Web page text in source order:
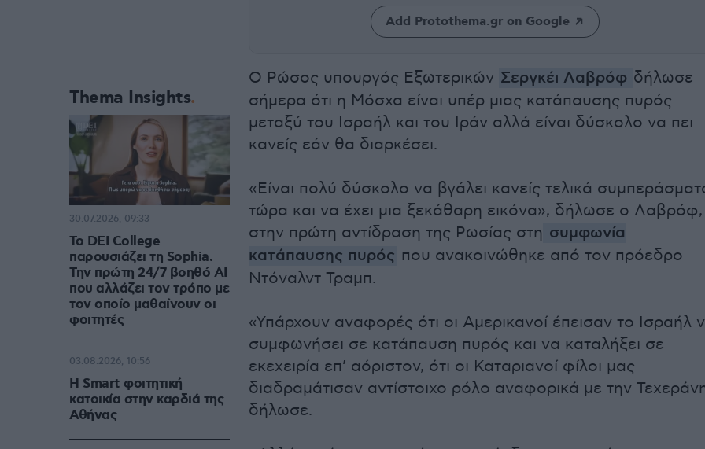
Add Protothema.gr on Google
Ο Ρώσος υπουργός Εξωτερικών Σεργκέι Λαβρόφ δήλωσε
σήμερα ότι η Μόσχα είναι υπέρ μιας κατάπαυσης πυρός
μεταξύ του Ισραήλ και του Ιράν αλλά είναι δύσκολο να πει
κανείς εάν θα διαρκέσει.
«Είναι πολύ δύσκολο να βγάλει κανείς τελικά
τώρα και να έχει μια ξεκάθαρη εικόνα», δήλωσε ο Λαβρόφ,
στην πρώτη αντίδραση της Ρωσίας στη συμφωνία
κατάπαυσης πυρός που ανακοινώθηκε από τον πρόεδρο
Ντόναλντ Τραμπ.
«Υπάρχουν αναφορές ότι οι Αμερικανοί έπεισαν το Ισραήλ
συμφωνήσει σε κατάπαυση πυρός και να καταλήξει σε
εκεχειρία επ’ αόριστον, ότι οι Καταριανοί φίλοι μας
διαδραμάτισαν αντίστοιχο ρόλο αναφορικά με την
δήλωσε.
Thema Insights
Το DEI College
παρουσιάζει τη Sophia.
Την πρώτη 24/7 βοηθό AI
που αλλάζει τον τρόπο με
τον οποίο μαθαίνουν οι
φοιτητές
30.07.2026, 09:33
Η Smart φοιτητική
κατοικία στην καρδιά της
Αθήνας
03.08.2026, 10:56